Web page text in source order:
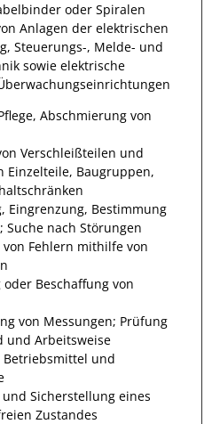
oder Spiralen
Anlagen der elektrischen
Steuerungs-, Melde- und
sowie elektrische
Abschmierung von
Verschleißteilen und
Einzelteile, Baugruppen,
Eingrenzung, Bestimmung
Suche nach Störungen
von Fehlern mithilfe von
Beschaffung von
von Messungen; Prüfung
und Arbeitsweise
und
Sicherstellung eines
Zustandes